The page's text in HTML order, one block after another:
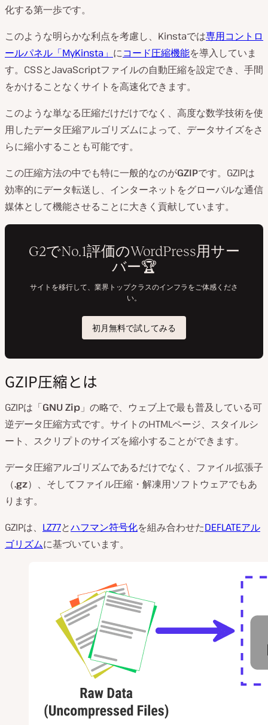
化する第一歩です。
このような明らかな利点を考慮し、Kinstaでは専用コントロ
ールパネル「MyKinsta」 にコード圧縮機能を導入していま
す。CSSとJavaScriptファイルの自動圧縮を設定でき、手間
をかけることなくサイトを高速化できます。
このような単なる圧縮だけだけでなく、高度な数学技術を使
用したデータ圧縮アルゴリズムによって、データサイズをさ
らに縮小することも可能です。
この圧縮方法の中でも特に一般的なのがGZIPです。GZIPは
効率的にデータ転送し、インターネットをグローバルな通信
媒体として機能させることに大きく貢献しています。
GZIP圧縮とは
GZIPは「GNU Zip 」の略で、ウェブ上で最も普及している可
逆データ圧縮方式です。サイトのHTMLページ、スタイルシ
ート、スクリプトのサイズを縮小することができます。
データ圧縮アルゴリズムであるだけでなく、ファイル拡張子
（.gz）、そしてファイル圧縮・解凍用ソフトウェアでもあ
ります。
GZIPは、 LZ77とハフマン符号化を組み合わせたDEFLATEアル
ゴリズムに基づいています。